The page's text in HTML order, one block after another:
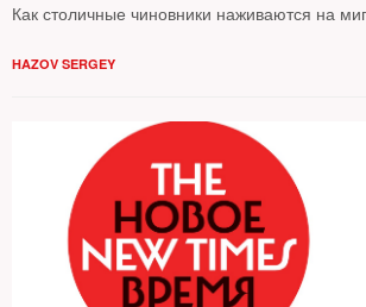
Как столичные чиновники наживаются на
HAZOV SERGEY